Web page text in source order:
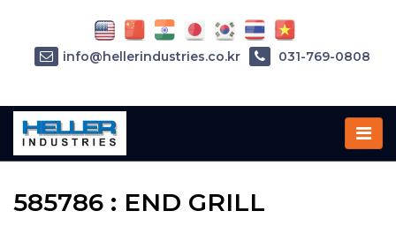
Home»Parts»585786
585786 : END GRILL
info@hellerindustries.co.kr 031-769-0808